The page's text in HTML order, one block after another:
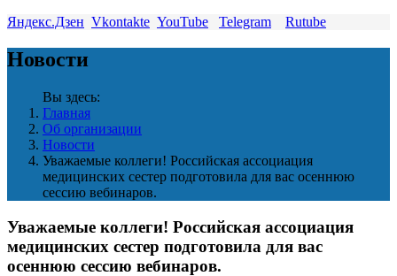
Яндекс.Дзен Vkontakte YouTube Telegram Rutube
Новости
Вы здесь:
Главная
Об организации
Новости
Уважаемые коллеги! Российская ассоциация
медицинских сестер подготовила для вас осеннюю
сессию вебинаров.
Уважаемые коллеги! Российская ассоциация
медицинских сестер подготовила для вас
осеннюю сессию вебинаров.